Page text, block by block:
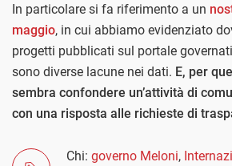
In particolare si fa riferimento a un
maggio, in cui abbiamo evidenziato
progetti pubblicati sul portale
sono diverse lacune nei dati. E, per
sembra confondere un’attività di
con una risposta alle richieste di
Chi: governo Meloni,